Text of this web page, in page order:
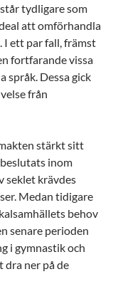
tydligare som
att omförhandla
I ett par fall, främst
fortfarande vissa
språk. Dessa gick
från
stärkt sitt
inom
seklet krävdes
Medan tidigare
behov
senare perioden
i gymnastik och
dra ner på de